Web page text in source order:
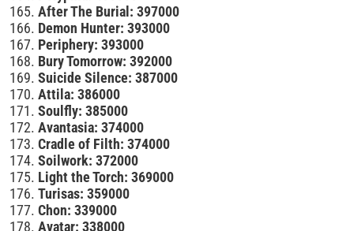
After The Burial: 397000
Demon Hunter: 393000
Periphery: 393000
Bury Tomorrow: 392000
Suicide Silence: 387000
Attila: 386000
Soulfly: 385000
Avantasia: 374000
Cradle of Filth: 374000
Soilwork: 372000
Light the Torch: 369000
Turisas: 359000
Chon: 339000
Avatar: 338000